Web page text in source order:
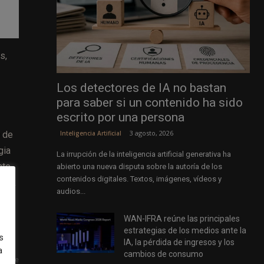
de
Los detectores de IA no bastan
para saber si un contenido ha sido
escrito por una persona
Inteligencia Artificial 3 agosto, 2026
La irrupción de la inteligencia artificial generativa ha
abierto una nueva disputa sobre la autoría de los
contenidos digitales. Textos, imágenes, vídeos y
audios...
WAN-IFRA reúne las principales
estrategias de los medios ante la
IA, la pérdida de ingresos y los
cambios de consumo